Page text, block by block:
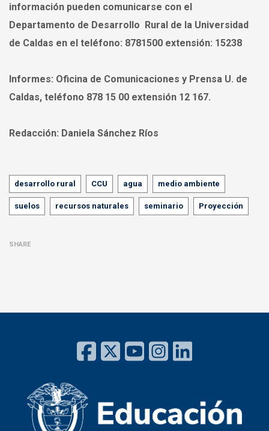
información pueden comunicarse con el
Departamento de Desarrollo Rural de la Universidad
de Caldas en el teléfono: 8781500 extensión: 15238
Informes: Oficina de Comunicaciones y Prensa U. de
Caldas, teléfono 878 15 00 extensión 12 167.
Redacción: Daniela Sánchez Ríos
Tags
desarrollo rural CCU agua medio ambiente
suelos recursos naturales seminario Proyección
SHARE